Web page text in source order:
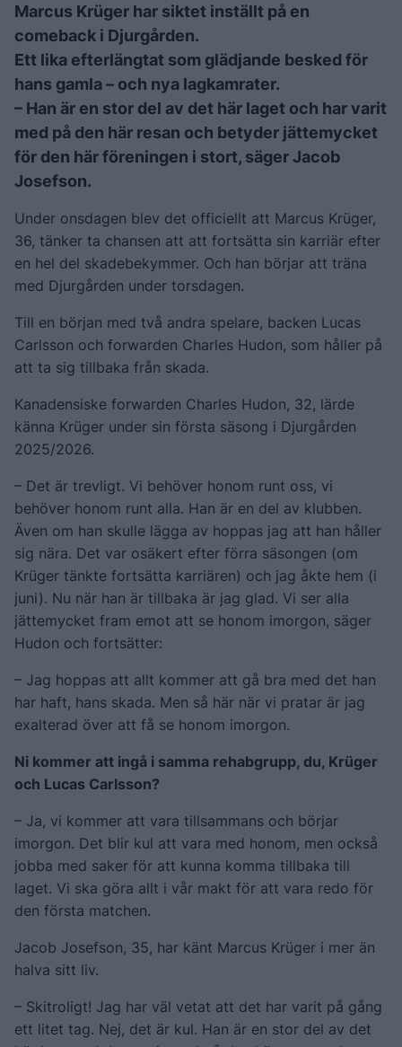
Marcus Krüger har siktet inställt på en
comeback i Djurgården.
Ett lika efterlängtat som glädjande besked för
hans gamla – och nya lagkamrater.
– Han är en stor del av det här laget och har varit
med på den här resan och betyder jättemycket
för den här föreningen i stort, säger Jacob
Josefson.
Under onsdagen blev det officiellt att Marcus Krüger,
36, tänker ta chansen att att fortsätta sin karriär efter
en hel del skadebekymmer. Och han börjar att träna
med Djurgården under torsdagen.
Till en början med två andra spelare, backen Lucas
Carlsson och forwarden Charles Hudon, som håller på
att ta sig tillbaka från skada.
Kanadensiske forwarden Charles Hudon, 32, lärde
känna Krüger under sin första säsong i Djurgården
2025/2026.
– Det är trevligt. Vi behöver honom runt oss, vi
behöver honom runt alla. Han är en del av klubben.
Även om han skulle lägga av hoppas jag att han håller
sig nära. Det var osäkert efter förra säsongen (om
Krüger tänkte fortsätta karriären) och jag åkte hem (i
juni). Nu när han är tillbaka är jag glad. Vi ser alla
jättemycket fram emot att se honom imorgon, säger
Hudon och fortsätter:
– Jag hoppas att allt kommer att gå bra med det han
har haft, hans skada. Men så här när vi pratar är jag
exalterad över att få se honom imorgon.
Ni kommer att ingå i samma rehabgrupp, du, Krüger
och Lucas Carlsson?
– Ja, vi kommer att vara tillsammans och börjar
imorgon. Det blir kul att vara med honom, men också
jobba med saker för att kunna komma tillbaka till
laget. Vi ska göra allt i vår makt för att vara redo för
den första matchen.
Jacob Josefson, 35, har känt Marcus Krüger i mer än
halva sitt liv.
– Skitroligt! Jag har väl vetat att det har varit på gång
ett litet tag. Nej, det är kul. Han är en stor del av det